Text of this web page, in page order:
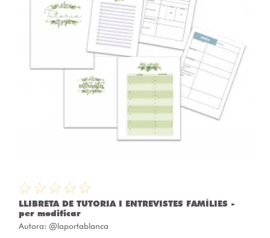
LLIBRETA DE TUTORIA I ENTREVISTES FAMÍLIES -
per modificar
Autora: @laportablanca